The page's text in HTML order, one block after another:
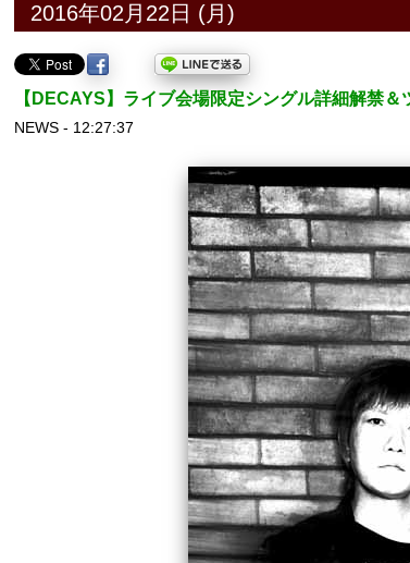
2016年02月22日 (月)
【DECAYS】ライブ会場限定シングル詳細解禁
NEWS - 12:27:37